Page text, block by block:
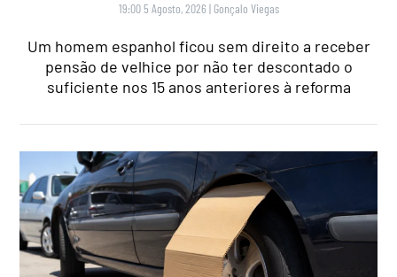
19:00 5 Agosto, 2026 | Gonçalo Viegas
Um homem espanhol ficou sem direito a receber
pensão de velhice por não ter descontado o
suficiente nos 15 anos anteriores à reforma